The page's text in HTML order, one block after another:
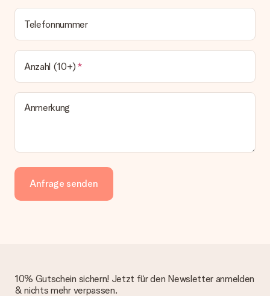
Telefonnummer
Anzahl (10+)
Anmerkung
Anfrage senden
10% Gutschein sichern! Jetzt für den Newsletter anmelden
& nichts mehr verpassen.